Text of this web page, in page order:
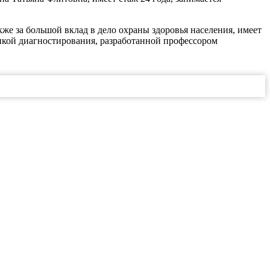
за большой вклад в дело охраны здоровья населения, имеет
диагностирования, разработанной профессором